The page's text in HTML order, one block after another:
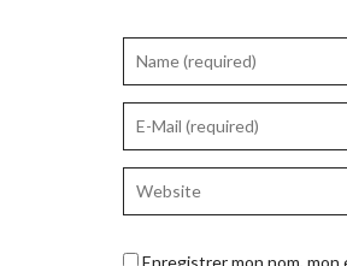
Enregistrer mon nom,